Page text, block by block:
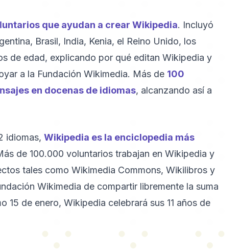
que ayudan a crear Wikipedia. Incluyó
Brasil, India, Kenia, el Reino Unido, los
de edad, explicando por qué editan Wikipedia y
a la Fundación Wikimedia. Más de 100
en docenas de idiomas, alcanzando así a
idiomas, Wikipedia es la enciclopedia más
de 100.000 voluntarios trabajan en Wikipedia y
tales como Wikimedia Commons, Wikilibros y
Wikimedia de compartir libremente la suma
15 de enero, Wikipedia celebrará sus 11 años de